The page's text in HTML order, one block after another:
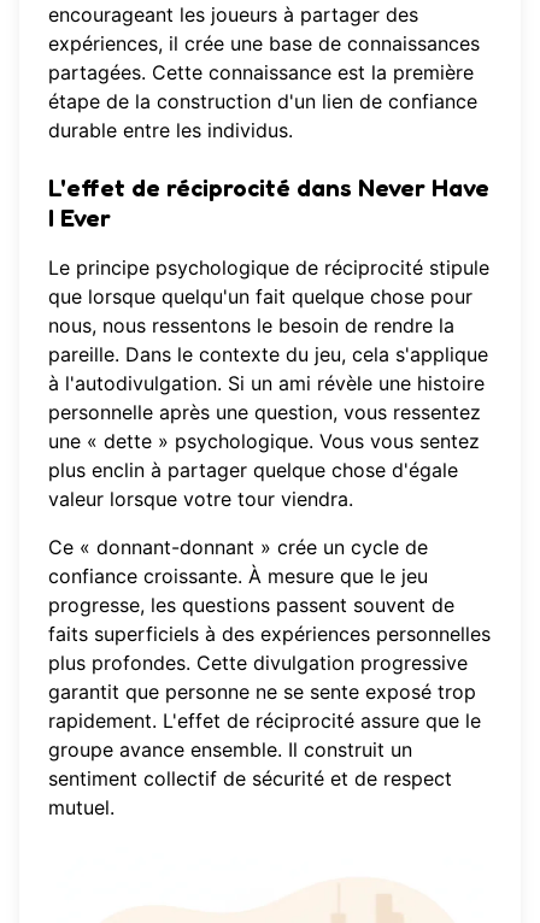
encourageant les joueurs à partager des
expériences, il crée une base de connaissances
partagées. Cette connaissance est la première
étape de la construction d'un lien de confiance
durable entre les individus.
L'effet de réciprocité dans Never Have
I Ever
Le principe psychologique de réciprocité stipule
que lorsque quelqu'un fait quelque chose pour
nous, nous ressentons le besoin de rendre la
pareille. Dans le contexte du jeu, cela s'applique
à l'autodivulgation. Si un ami révèle une histoire
personnelle après une question, vous ressentez
une « dette » psychologique. Vous vous sentez
plus enclin à partager quelque chose d'égale
valeur lorsque votre tour viendra.
Ce « donnant-donnant » crée un cycle de
confiance croissante. À mesure que le jeu
progresse, les questions passent souvent de
faits superficiels à des expériences personnelles
plus profondes. Cette divulgation progressive
garantit que personne ne se sente exposé trop
rapidement. L'effet de réciprocité assure que le
groupe avance ensemble. Il construit un
sentiment collectif de sécurité et de respect
mutuel.